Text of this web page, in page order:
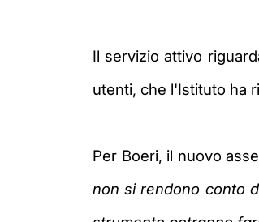
Il servizio attivo
utenti, che l'Istituto ha
Per Boeri, il nuovo
non si rendono conto